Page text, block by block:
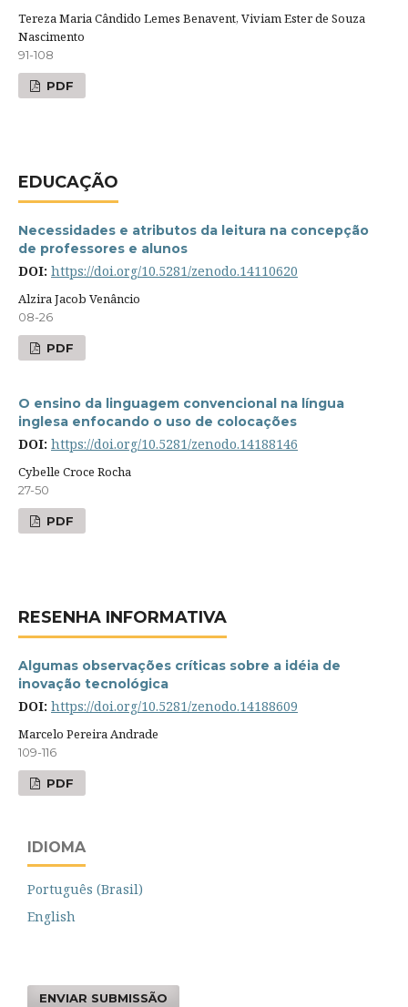
Tereza Maria Cândido Lemes Benavent, Viviam Ester de Souza
Nascimento
91-108
PDF
EDUCAÇÃO
Necessidades e atributos da leitura na concepção
de professores e alunos
DOI: https://doi.org/10.5281/zenodo.14110620
Alzira Jacob Venâncio
08-26
PDF
O ensino da linguagem convencional na língua
inglesa enfocando o uso de colocações
DOI: https://doi.org/10.5281/zenodo.14188146
Cybelle Croce Rocha
27-50
PDF
RESENHA INFORMATIVA
Algumas observações críticas sobre a idéia de
inovação tecnológica
DOI: https://doi.org/10.5281/zenodo.14188609
Marcelo Pereira Andrade
109-116
PDF
IDIOMA
Português (Brasil)
English
ENVIAR SUBMISSÃO